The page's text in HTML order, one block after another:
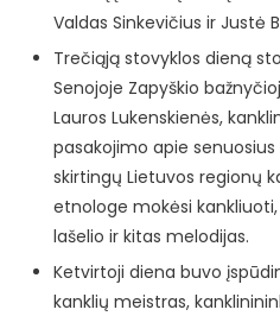
Valdas Sinkevičius ir Justė
Trečiąją stovyklos dieną
Senojoje Zapyškio
Lauros Lukenskienės,
pasakojimo apie senuosius
skirtingų Lietuvos regionų
etnologe mokėsi
lašelio ir kitas melodijas.
Ketvirtoji diena buvo
kanklių meistras,